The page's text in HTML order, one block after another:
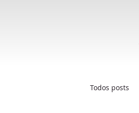
Todos posts